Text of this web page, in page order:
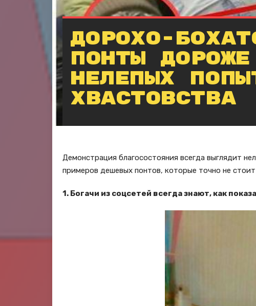
Дорохо-
Понты
нелепых
хвастовства
Демонстрация благосостояния всегда выглядит
примеров дешевых понтов, которые точно не
1. Богачи из соцсетей всегда знают, как